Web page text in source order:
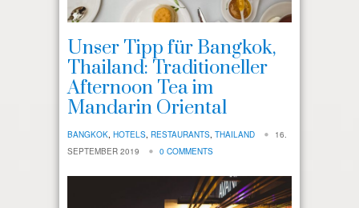
Unser Tipp für Bangkok,
Thailand: Traditioneller
Afternoon Tea im
Mandarin Oriental
BANGKOK, HOTELS, RESTAURANTS, THAILAND
16.
SEPTEMBER 2019
0 COMMENTS